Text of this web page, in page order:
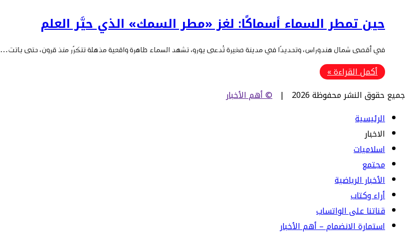
حين تمطر السماء أسماكًا: لغز «مطر السمك» الذي حيَّر العلم
في أقصى شمال هندوراس، وتحديدًا في مدينة صغيرة تُدعى يورو، تشهد السماء ظاهرة واقعية مذهلة تتكرّر منذ قرون، حتى باتت…
أكمل القراءة »
جميع حقوق النشر محفوظة 2026 |
© أهم الأخبار
الرئيسية
الاخبار
اسلاميات
مجتمع
الأخبار الرياضية
أراء وكتاب
قناتنا على الواتساب
استمارة الانضمام – أهم الأخبار